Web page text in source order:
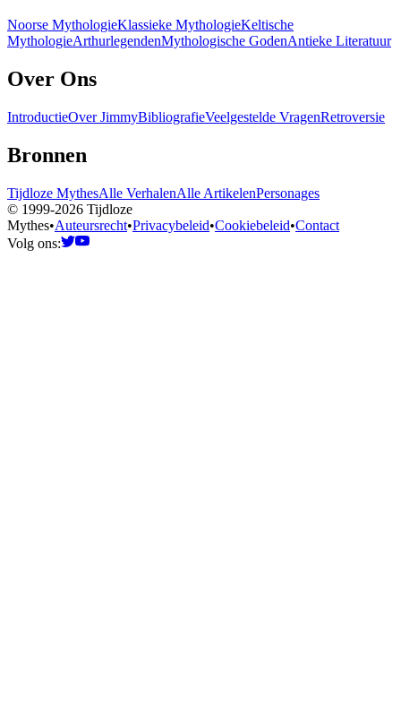
Noorse MythologieKlassieke MythologieKeltische
MythologieArthurlegendenMythologische GodenAntieke Literatuur
Over Ons
IntroductieOver JimmyBibliografieVeelgestelde VragenRetroversie
Bronnen
Tijdloze MythesAlle VerhalenAlle ArtikelenPersonages
© 1999-2026 Tijdloze
Mythes•Auteursrecht•Privacybeleid•Cookiebeleid•Contact
Volg ons: